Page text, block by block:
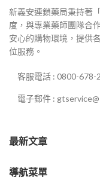
新義安連鎖藥局秉持著
度，與專業藥師團隊合
安心的購物環境，提供
位服務。
客服電話 : 0800-678-
電子郵件 :
最新文章
導航菜單